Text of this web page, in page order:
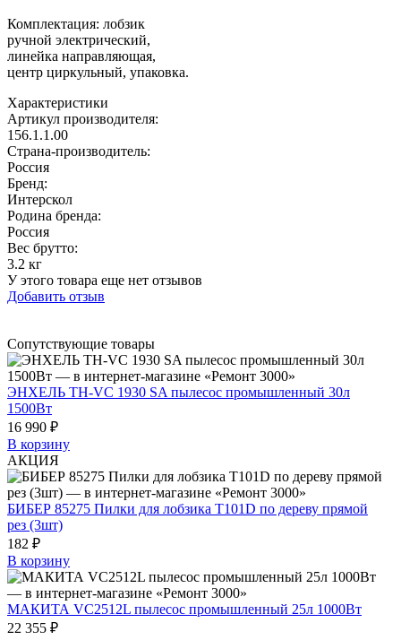
Комплектация: лобзик
ручной электрический,
линейка направляющая,
центр циркульный, упаковка.
Характеристики
Артикул производителя:
156.1.1.00
Страна-производитель:
Россия
Бренд:
Интерскол
Родина бренда:
Россия
Вес брутто:
3.2 кг
У этого товара еще нет отзывов
Добавить отзыв
Сопутствующие товары
ЭНХЕЛЬ TH-VC 1930 SA пылесос промышленный 30л
1500Вт
16 990 ₽
В корзину
АКЦИЯ
БИБЕР 85275 Пилки для лобзика T101D по дереву прямой
рез (3шт)
182 ₽
В корзину
МАКИТА VC2512L пылесос промышленный 25л 1000Вт
22 355 ₽